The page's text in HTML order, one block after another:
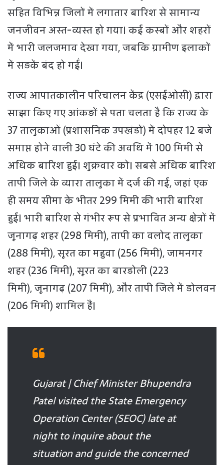
सहित विभिन्न जिलों में लगातार बारिश से सामान्य
जनजीवन अस्त-व्यस्त हो गया। कई कस्बों और शहरों
में भारी जलजमाव देखा गया, जबकि ग्रामीण इलाकों
में सड़कें बंद हो गईं।
राज्य आपातकालीन परिचालन केंद्र (एसईओसी) द्वारा
साझा किए गए आंकड़ों से पता चलता है कि राज्य के
37 तालुकाओं (प्रशासनिक उपखंडों) में दोपहर 12 बजे
समाप्त होने वाली 30 घंटे की अवधि में 100 मिमी से
अधिक बारिश हुई। शुक्रवार को। सबसे अधिक बारिश
तापी जिले के व्यारा तालुका में दर्ज की गई, जहां एक
ही समय सीमा के भीतर 299 मिमी की भारी बारिश
हुई। भारी बारिश से गंभीर रूप से प्रभावित अन्य क्षेत्रों में
जूनागढ़ शहर (298 मिमी), तापी का वलोद तालुका
(288 मिमी), सूरत का महुवा (256 मिमी), जामनगर
शहर (236 मिमी), सूरत का बारडोली (223
मिमी), जूनागढ़ (207 मिमी), और तापी जिले में डोलवन
(206 मिमी) शामिल हैं।
Gujarat | Chief Minister Bhupendra
Patel visited the State Emergency
Operation Center (SEOC) late at
night to inquire about the
situation and guide the concerned